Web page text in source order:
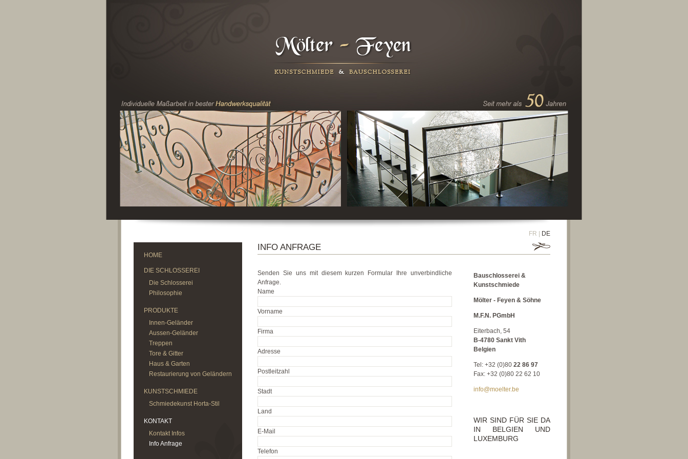
FR DE
HOME
DIE SCHLOSSEREI
Die Schlosserei
Philosophie
PRODUKTE
Innen-Geländer
Aussen-Geländer
Treppen
Tore & Gitter
Haus & Garten
Restaurierung von Geländern
KUNSTSCHMIEDE
Schmiedekunst Horta-Stil
KONTAKT
Kontakt Infos
Info Anfrage
INFO ANFRAGE
Senden Sie uns mit diesem kurzen Formular Ihre unverbindliche
Anfrage.
Name
Vorname
Firma
Adresse
Postleitzahl
Stadt
Land
E-Mail
Telefon
Bauschlosserei &
Kunstschmiede
Mölter - Feyen & Söhne
M.F.N. PGmbH
Eiterbach, 54
B-4780 Sankt Vith
Belgien
Tel: +32 (0)80 22 86 97
Fax: +32 (0)80 22 62 10
info@moelter.be
WIR SIND FÜR SIE DA
IN BELGIEN UND
LUXEMBURG